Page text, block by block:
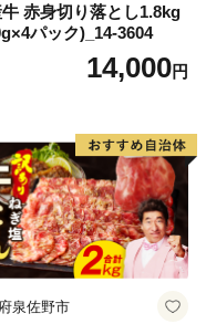
牛 赤身切り落とし1.8kg
パック)_14-3604
14,000円
泉佐野市